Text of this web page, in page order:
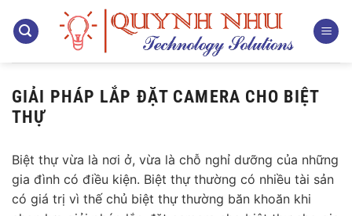
qua
dung
GIẢI PHÁP LẮP ĐẶT CAMERA CHO BIỆT
THỰ
Biệt thự vừa là nơi ở, vừa là chỗ nghỉ dưỡng của những
gia đình có điều kiện. Biệt thự thường có nhiều tài sản
có giá trị vì thế chủ biệt thự thường băn khoăn khi